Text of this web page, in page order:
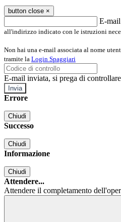
button close ×
E-mail
all'indirizzo indicato con le istruzioni
Non hai una e-mail associata al nome
tramite la Login Spaggiari
E-mail inviata, si prega di
Errore
Chiudi
Successo
Chiudi
Informazione
Chiudi
Attendere...
Attendere il completamento